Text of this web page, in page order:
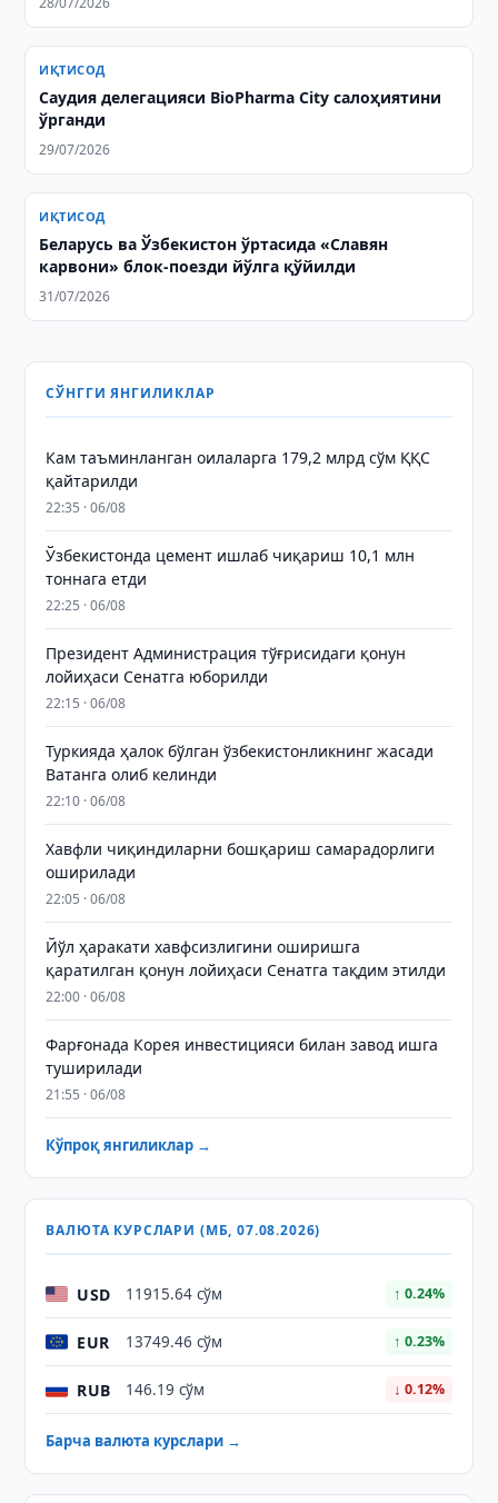
ИҚТИСОД
Саудия делегацияси BioPharma City салоҳиятини
ўрганди
29/07/2026
ИҚТИСОД
Беларусь ва Ўзбекистон ўртасида «Славян
карвони» блок-поезди йўлга қўйилди
31/07/2026
СЎНГГИ ЯНГИЛИКЛАР
Кам таъминланган оилаларга 179,2 млрд сўм ҚҚС
қайтарилди
22:35 · 06/08
Ўзбекистонда цемент ишлаб чиқариш 10,1 млн
тоннага етди
22:25 · 06/08
Президент Администрация тўғрисидаги қонун
лойиҳаси Сенатга юборилди
22:15 · 06/08
Туркияда ҳалок бўлган ўзбекистонликнинг жасади
Ватанга олиб келинди
22:10 · 06/08
Хавфли чиқиндиларни бошқариш самарадорлиги
оширилади
22:05 · 06/08
Йўл ҳаракати хавфсизлигини оширишга
қаратилган қонун лойиҳаси Сенатга тақдим этилди
22:00 · 06/08
Фарғонада Корея инвестицияси билан завод ишга
туширилади
21:55 · 06/08
Кўпроқ янгиликлар →
ВАЛЮТА КУРСЛАРИ (МБ, 07.08.2026)
USD 11915.64 сўм ↑ 0.24%
EUR 13749.46 сўм ↑ 0.23%
RUB 146.19 сўм ↓ 0.12%
Барча валюта курслари →